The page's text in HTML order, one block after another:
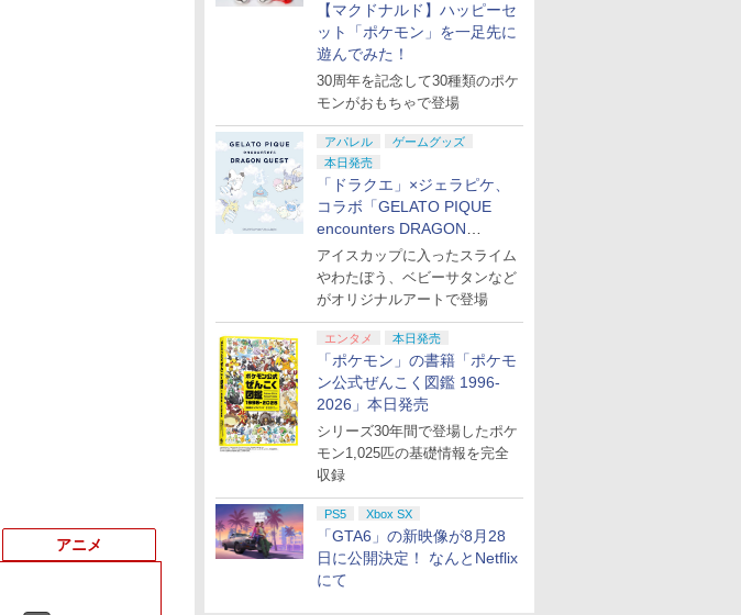
【マクドナルド】ハッピーセ
ット「ポケモン」を一足先に
遊んでみた！
30周年を記念して30種類のポケ
モンがおもちゃで登場
アパレル
ゲームグッズ
本日発売
「ドラクエ」×ジェラピケ、
コラボ「GELATO PIQUE
encounters DRAGON
QUEST」第2弾が本日発売
アイスカップに入ったスライム
やわたぼう、ベビーサタンなど
がオリジナルアートで登場
エンタメ 本日発売
「ポケモン」の書籍「ポケモ
ン公式ぜんこく図鑑 1996-
2026」本日発売
シリーズ30年間で登場したポケ
モン1,025匹の基礎情報を完全
収録
PS5 Xbox SX
「GTA6」の新映像が8月28
日に公開決定！ なんとNetflix
にて
アニメ